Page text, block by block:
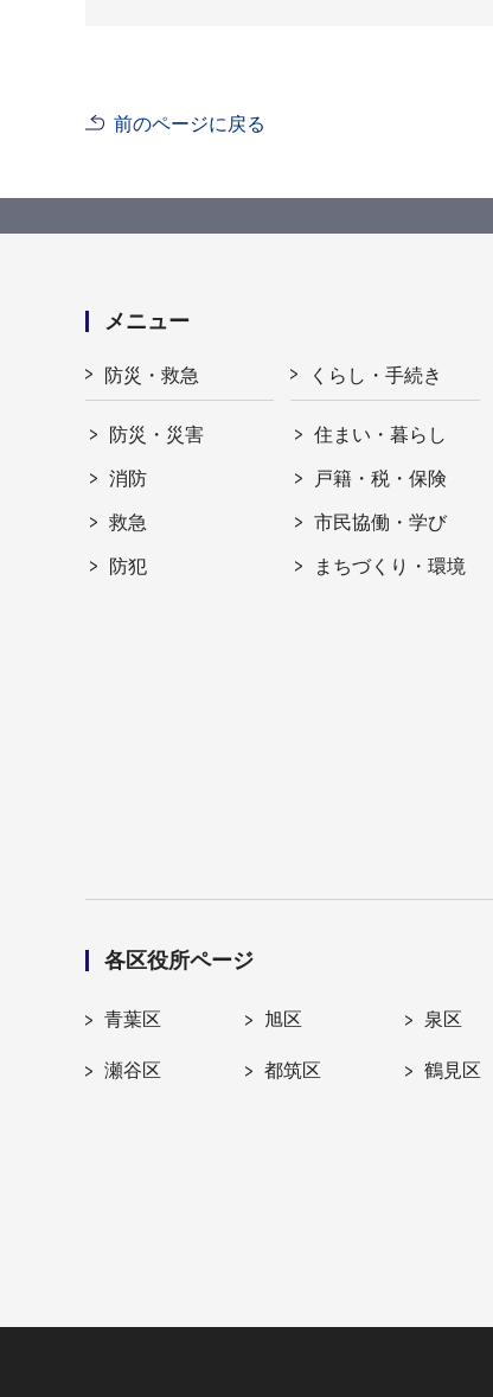
前のページに戻る
メニュー
防災・救急
防災・災害
消防
救急
防犯
くらし・手続き
住まい・暮らし
戸籍・税・保険
市民協働・学び
まちづくり・環境
各区役所ページ
青葉区 旭区 泉区
瀬谷区 都筑区 鶴見区